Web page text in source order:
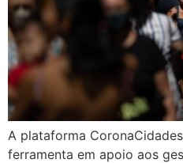
A plataforma
ferramenta em apoio aos